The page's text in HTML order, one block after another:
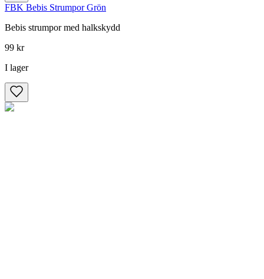
FBK Bebis Strumpor Grön
Bebis strumpor med halkskydd
99 kr
I lager